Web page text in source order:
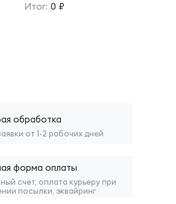
Итог: 0 ₽
обработка
от 1-2 рабочих дней
форма оплаты
счёт, оплата курьеру при
посылки, эквайринг